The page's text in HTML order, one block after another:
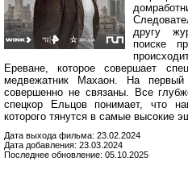
другу
поиске
Ереване, которое совершает
медвежатник Махаон. На
совершенно не связаны. Все
спецкор Ельцов понимает, что
которого тянутся в самые высокие
Дата выхода фильма: 23.02.2024
Дата добавления: 23.03.2024
Последнее обновление: 05.10.2025